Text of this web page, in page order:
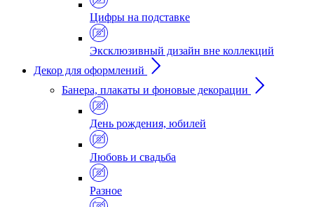
Цифры на подставке
Эксклюзивный дизайн вне коллекций
Декор для оформлений
Банера, плакаты и фоновые декорации
День рождения, юбилей
Любовь и свадьба
Разное